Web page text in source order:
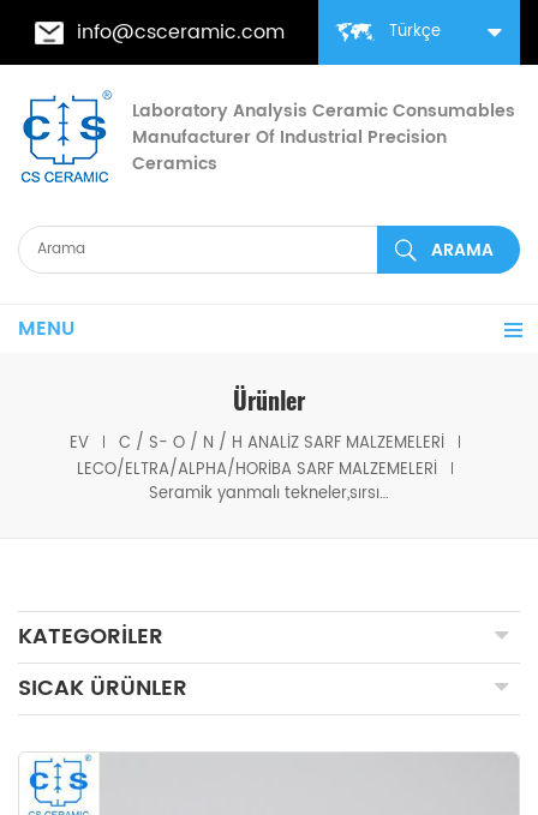
Türkçe
info@csceramic.com
Laboratory Analysis Ceramic Consumables
Manufacturer Of Industrial Precision
Ceramics
MENU
Ürünler
EV
C / S- O / N / H ANALIZ SARF MALZEMELERI
LECO/ELTRA/ALPHA/HORIBA SARF MALZEMELERI
Seramik yanmalı tekneler,sırsız 528-203/529-203 Eltra 90153/90155
KATEGORILER
SICAK ÜRÜNLER